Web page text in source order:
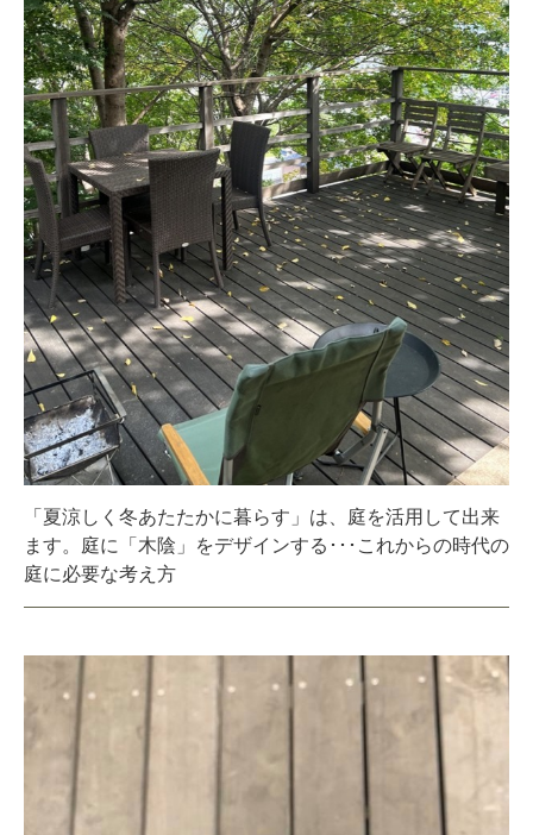
「夏涼しく冬あたたかに暮らす」は、庭を活用して出来
ます。庭に「木陰」をデザインする･･･これからの時代の
庭に必要な考え方